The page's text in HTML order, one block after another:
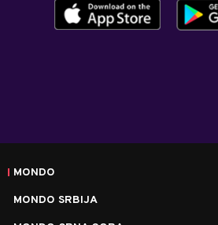
MONDO
MONDO SRBIJA